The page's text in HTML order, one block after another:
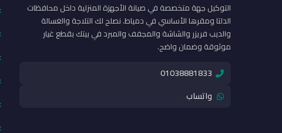
التوكيل جهة متخصصة في صيانة الأجهزة المنزلية داخل محافظات
الدلتا ومقرها الأساسي في دمياط. نصلح لك التلاجة والغسالة
والديب فريزر والشاشة والمجفف والمبرد في بيتك بقطع غيار
موثوقة وضمان واضح.
01038881833
واتساب